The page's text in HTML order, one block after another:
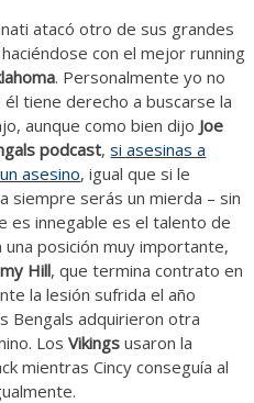
atacó otro de sus grandes
con el mejor running
. Personalmente yo no
tiene derecho a buscarse la
aunque como bien dijo Joe
podcast,si asesinas a
asesino, igual que si le
siempre serás un mierda – sin
es innegable es el talento de
posición muy importante,
Hill, que termina contrato en
la lesión sufrida el año
Bengals adquirieron otra
Los Vikings usaron la
mientras Cincy conseguía al